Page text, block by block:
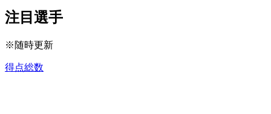
注目選手
※随時更新
得点総数